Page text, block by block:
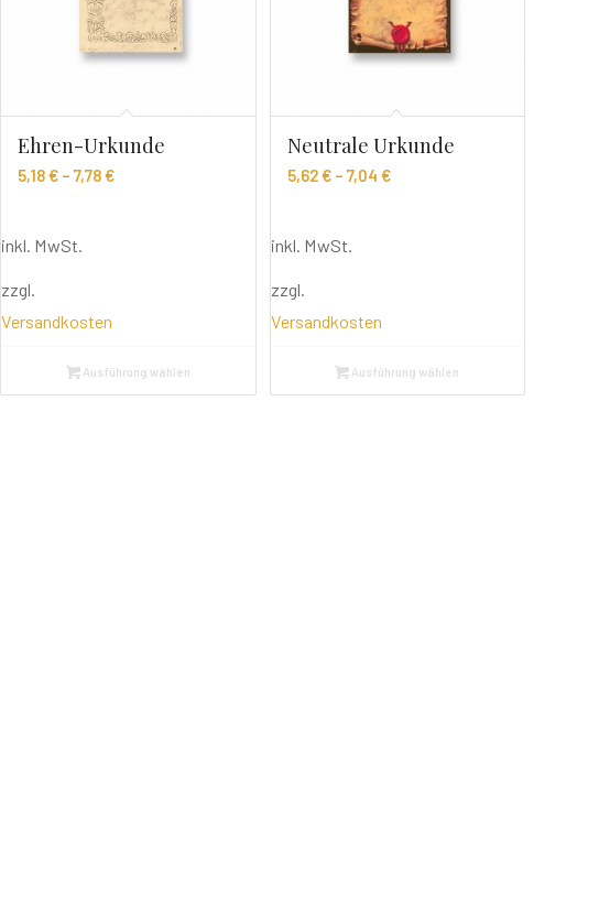
Ehren-Urkunde
5,18€ –7,78€
inkl. MwSt.
zzgl.
Versandkosten
Ausführung wählen
Neutrale Urkunde
5,62€– 7,04 €
inkl. MwSt.
zzgl.
Versandkosten
Ausführung wählen